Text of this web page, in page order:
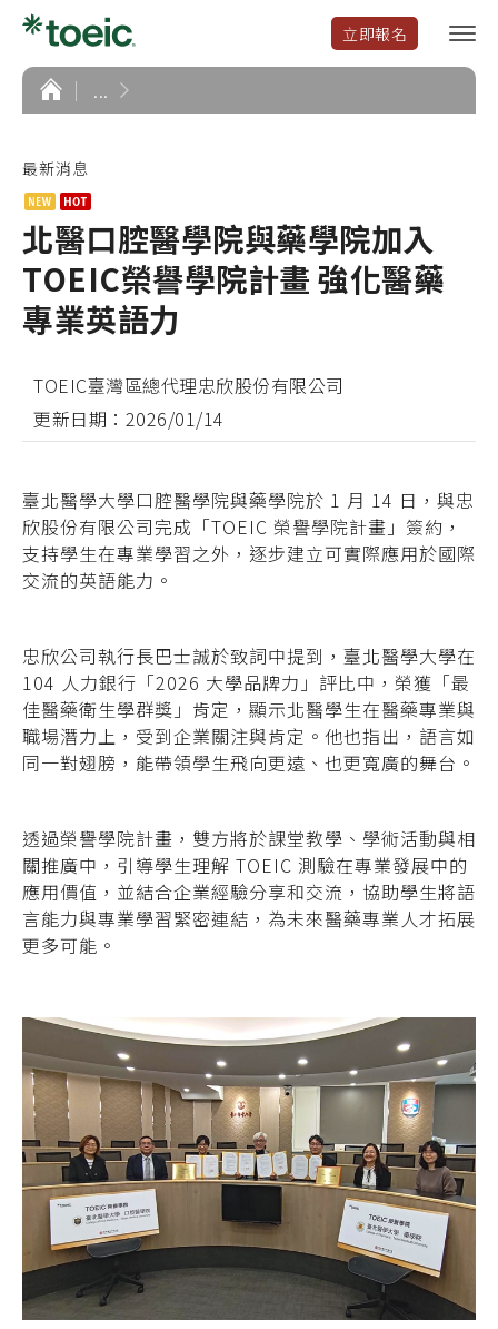
立即報名
選
單
首
頁
...
最新消息
北醫口腔醫學院與藥學院加入
TOEIC榮譽學院計畫 強化醫藥
專業英語力
TOEIC臺灣區總代理忠欣股份有限公司
更新日期：2026/01/14
臺北醫學大學口腔醫學院與藥學院於 1 月 14 日，與忠
欣股份有限公司完成「TOEIC 榮譽學院計畫」簽約，
支持學生在專業學習之外， 逐步建立可實際應用於國際
交流的英語能力 。
忠欣公司執行長巴士誠於致詞中提到，臺北醫學大學在
104 人力銀行「2026 大學品牌力」評比中，榮獲「最
佳醫藥衛生學群獎」肯定，顯示北醫學生在醫藥專業與
職場潛力上，受到企業關注與肯定。他也指出，語言如
同一對翅膀，能帶領學生飛向更遠、也更寬廣的舞台。
透過榮譽學院計畫，雙方將於課堂教學、學術活動與相
關推廣中，引導學生理解 TOEIC 測驗在專業發展中的
應用價值，並結合企業經驗分享和交流，協助學生將語
言能力與專業學習緊密連結，為未來醫藥專業人才拓展
更多可能。